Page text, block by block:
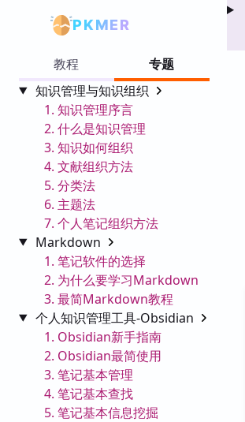
PKMER
教程
专题
知识管理与知识组织
1. 知识管理序言
2. 什么是知识管理
3. 知识如何组织
4. 文献组织方法
5. 分类法
6. 主题法
7. 个人笔记组织方法
Markdown
1. 笔记软件的选择
2. 为什么要学习Markdown
3. 最简Markdown教程
个人知识管理工具-Obsidian
1. Obsidian新手指南
2. Obsidian最简使用
3. 笔记基本管理
4. 笔记基本查找
5. 笔记基本信息挖掘